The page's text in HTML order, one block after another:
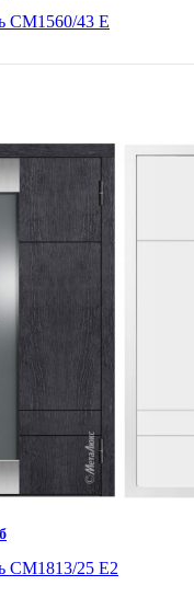
СМ1560/43 Е
СМ1813/25 Е2